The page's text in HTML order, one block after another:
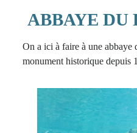
ABBAYE DU
On a ici à faire à une abbaye
monument historique depuis